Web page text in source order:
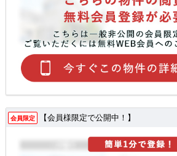
会員限定 【会員様限定で公開中！】